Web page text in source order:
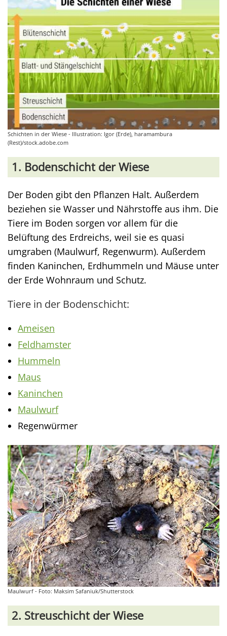
Schichten in der Wiese - Illustration: Igor (Erde), haramambura
(Rest)/stock.adobe.com
1. Bodenschicht der Wiese
Der Boden gibt den Pflanzen Halt. Außerdem
beziehen sie Wasser und Nährstoffe aus ihm. Die
Tiere im Boden sorgen vor allem für die
Belüftung des Erdreichs, weil sie es quasi
umgraben (Maulwurf, Regenwurm). Außerdem
finden Kaninchen, Erdhummeln und Mäuse unter
der Erde Wohnraum und Schutz.
Tiere in der Bodenschicht:
Ameisen
Feldhamster
Hummeln
Maus
Kaninchen
Maulwurf
Regenwürmer
Maulwurf - Foto: Maksim Safaniuk/Shutterstock
2. Streuschicht der Wiese